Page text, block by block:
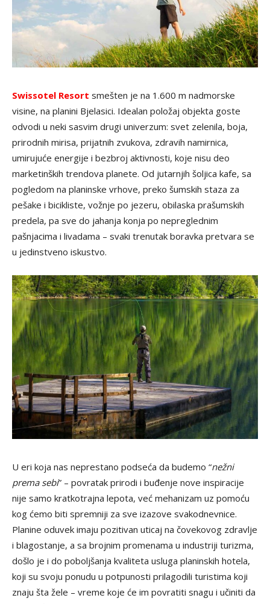
Swissotel Resort smešten je na 1.600 m nadmorske
visine, na planini Bjelasici. Idealan položaj objekta goste
odvodi u neki sasvim drugi univerzum: svet zelenila, boja,
prirodnih mirisa, prijatnih zvukova, zdravih namirnica,
umirujuće energije i bezbroj aktivnosti, koje nisu deo
marketinških trendova planete. Od jutarnjih šoljica kafe, sa
pogledom na planinske vrhove, preko šumskih staza za
pešake i bicikliste, vožnje po jezeru, obilaska prašumskih
predela, pa sve do jahanja konja po nepreglednim
pašnjacima i livadama – svaki trenutak boravka pretvara se
u jedinstveno iskustvo.
U eri koja nas neprestano podseća da budemo “nežni
prema sebi” – povratak prirodi i buđenje nove inspiracije
nije samo kratkotrajna lepota, već mehanizam uz pomoću
kog ćemo biti spremniji za sve izazove svakodnevnice.
Planine oduvek imaju pozitivan uticaj na čovekovog zdravlje
i blagostanje, a sa brojnim promenama u industriji turizma,
došlo je i do poboljšanja kvaliteta usluga planinskih hotela,
koji su svoju ponudu u potpunosti prilagodili turistima koji
znaju šta žele – vreme koje će im povratiti snagu i učiniti da